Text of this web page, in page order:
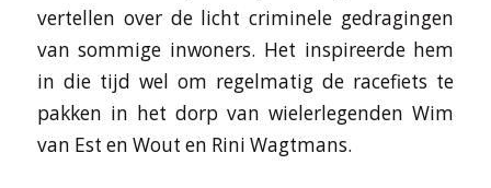
vertellen over de licht criminele gedragingen
van sommige inwoners. Het inspireerde hem
in die tijd wel om regelmatig de racefiets te
pakken in het dorp van wielerlegenden Wim
van Est en Wout en Rini Wagtmans.